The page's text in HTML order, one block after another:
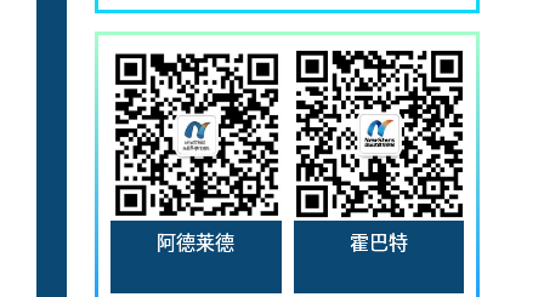
阿德莱德 霍巴特